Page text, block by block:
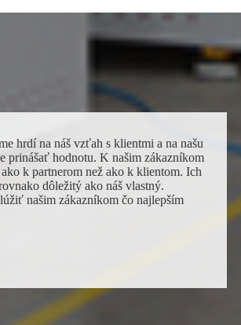
hrdí na náš vzťah s klientmi a na našu
prinášať hodnotu. K našim zákazníkom
k partnerom než ako k klientom. Ich
dôležitý ako náš vlastný.
našim zákazníkom čo najlepším